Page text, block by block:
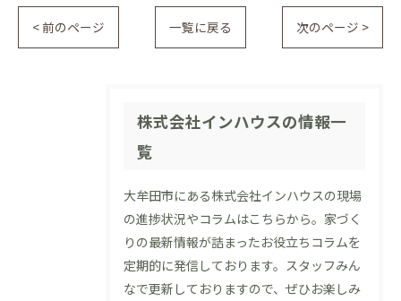
< 前のページ 一覧に戻る 次のページ >
株式会社インハウスの情報一
覧
大牟田市にある株式会社インハウスの現場
の進捗状況やコラムはこちらから。家づく
りの最新情報が詰まったお役立ちコラムを
定期的に発信しております。スタッフみん
なで更新しておりますので、ぜひお楽しみ